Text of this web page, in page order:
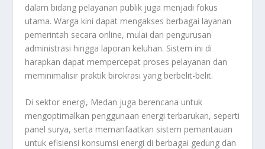
dalam bidang pelayanan publik juga menjadi fokus
utama. Warga kini dapat mengakses berbagai layanan
pemerintah secara online, mulai dari pengurusan
administrasi hingga laporan keluhan. Sistem ini di
harapkan dapat mempercepat proses pelayanan dan
meminimalisir praktik birokrasi yang berbelit-belit.
Di sektor energi, Medan juga berencana untuk
mengoptimalkan penggunaan energi terbarukan, seperti
panel surya, serta memanfaatkan sistem pemantauan
untuk efisiensi konsumsi energi di berbagai gedung dan